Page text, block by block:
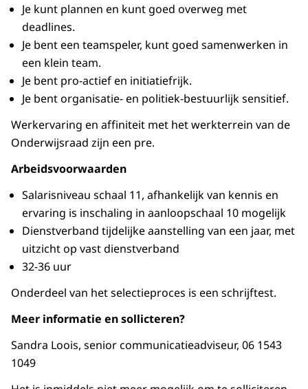
Je kunt plannen en kunt goed overweg met
deadlines.
Je bent een teamspeler, kunt goed samenwerken in
een klein team.
Je bent pro-actief en initiatiefrijk.
Je bent organisatie- en politiek-bestuurlijk sensitief.
Werkervaring en affiniteit met het werkterrein van de
Onderwijsraad zijn een pre.
Arbeidsvoorwaarden
Salarisniveau schaal 11, afhankelijk van kennis en
ervaring is inschaling in aanloopschaal 10 mogelijk
Dienstverband tijdelijke aanstelling van een jaar, met
uitzicht op vast dienstverband
32-36 uur
Onderdeel van het selectieproces is een schrijftest.
Meer informatie en sollicteren?
Sandra Loois, senior communicatieadviseur, 06 1543
1049